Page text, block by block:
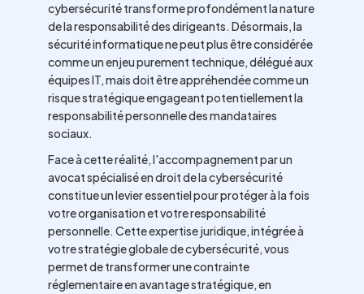
cybersécurité transforme profondément la nature
de la responsabilité des dirigeants. Désormais, la
sécurité informatique ne peut plus être considérée
comme un enjeu purement technique, délégué aux
équipes IT, mais doit être appréhendée comme un
risque stratégique engageant potentiellement la
responsabilité personnelle des mandataires
sociaux.
Face à cette réalité, l'accompagnement par un
avocat spécialisé en droit de la cybersécurité
constitue un levier essentiel pour protéger à la fois
votre organisation et votre responsabilité
personnelle. Cette expertise juridique, intégrée à
votre stratégie globale de cybersécurité, vous
permet de transformer une contrainte
réglementaire en avantage stratégique, en